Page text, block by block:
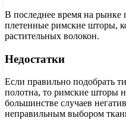
В последнее время на рынке
плетенные римские шторы,
растительных волокон.
Недостатки
Если правильно подобрать
полотна, то римские шторы
большинстве случаев
неправильным выбором